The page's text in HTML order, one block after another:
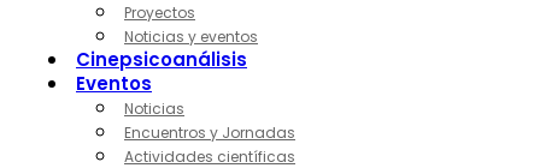
Proyectos
Noticias y eventos
Cinepsicoanálisis
Eventos
Noticias
Encuentros y Jornadas
Actividades científicas